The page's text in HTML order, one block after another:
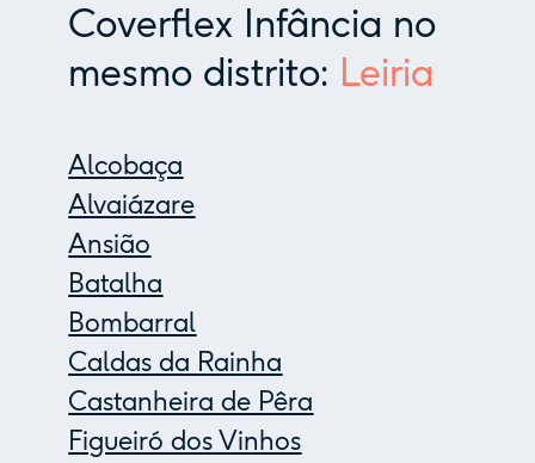
Coverflex Infância no
mesmo distrito: Leiria
Alcobaça
Alvaiázare
Ansião
Batalha
Bombarral
Caldas da Rainha
Castanheira de Pêra
Figueiró dos Vinhos